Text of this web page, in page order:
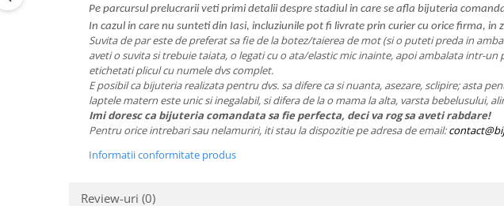
Pe parcursul prelucrarii veti primi detalii despre stadiul in care se afla bijuteria
In cazul in care nu sunteti din Iasi, incluziunile pot fi livrate prin curier cu orice firma, in
Suvita de par este de preferat sa fie de la botez/taierea de mot (si o puteti preda in
aveti o suvita si trebuie taiata, o legati cu o ata/elastic mic inainte, apoi ambalata intr-
etichetati plicul cu numele dvs complet.
E posibil ca bijuteria realizata pentru dvs. sa difere ca si nuanta, asezare, sclipire; asta
laptele matern este unic si inegalabil, si difera de la o mama la alta, varsta bebelusului,
Imi doresc ca bijuteria comandata sa fie perfecta, deci va rog sa aveti rabdare!
Pentru orice intrebari sau nelamuriri, iti stau la dispozitie pe adresa de email:
Informatii conformitate produs
Review-uri (0)